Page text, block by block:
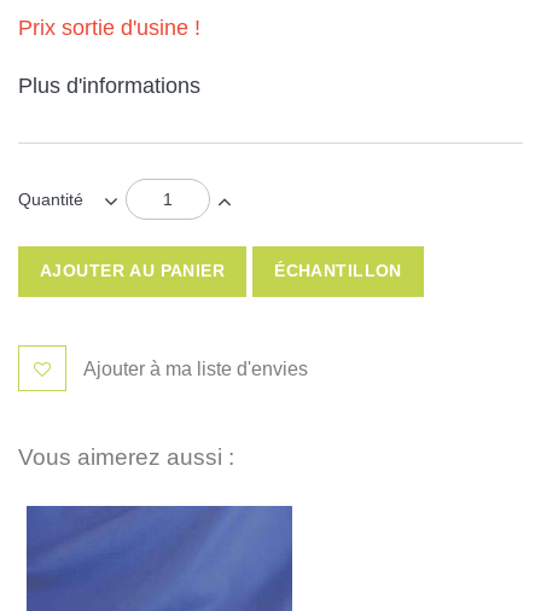
Prix sortie d'usine !
Plus d'informations
Quantité
AJOUTER AU PANIER ÉCHANTILLON
Ajouter à ma liste d'envies
Vous aimerez aussi :